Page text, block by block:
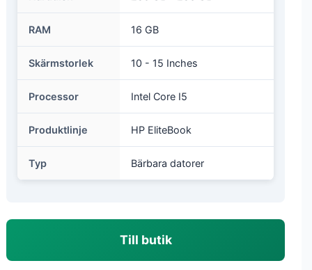
RAM 16 GB
Skärmstorlek 10 - 15 Inches
Processor Intel Core I5
Produktlinje HP EliteBook
Typ Bärbara datorer
Till butik